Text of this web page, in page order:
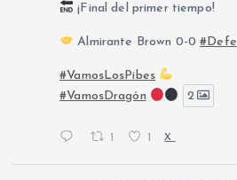
¡Final del primer tiempo!
Almirante Brown 0-0#Defe
#VamosLosPibes
#VamosDragón
2
X